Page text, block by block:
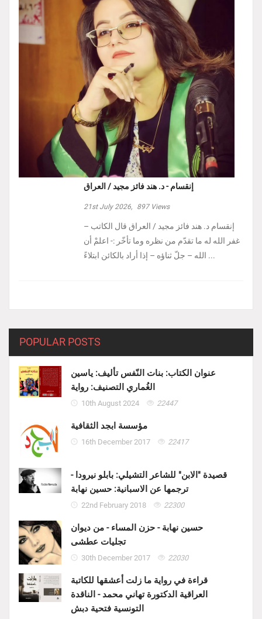
إنقسام - د. هند فائز مجيد / العراق
21st July 2026, 897Views
إنقسام د. هند فائز مجيد / العراق ‏قال الكاتب –
غفر الله له ما تقدّم من نظره وما تأخّر :- ‏اعلمْ أن
الله – جلّ ثناؤه – إذا أراد بالكائن ابتلاءً ...
POPULAR POSTS
عنوان الكتاب: بنات النّفس تأليف: ياسين
الغُماري التصنيف: رواية
10th August 2024 22447
مؤسسة ابجد الثقافية
16th December 2017 22417
قصيدة "الابن" للشاعر التشيلي: بابلو نيرودا -
ترجمها عن الاسبانية: حسين نهابة
22nd February 2018 22300
حسين نهابة - حزن المساء - من ديوان
تجليات عطشى
30th December 2017 22030
قراءة في رواية ما زلت أعشقها للكاتبة
العراقية الدكتورة تهاني محمد - الناقدة
التونسية فتحية دبش